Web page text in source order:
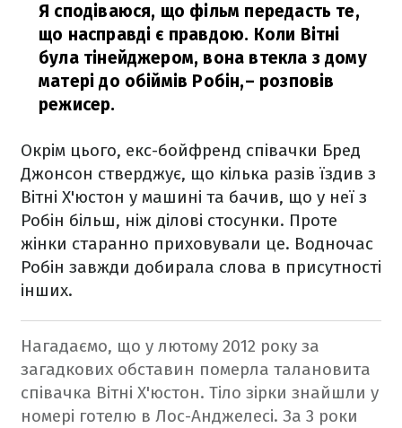
Я сподіваюся, що фільм передасть те,
що насправді є правдою. Коли Вітні
була тінейджером, вона втекла з дому
матері до обіймів Робін,– розповів
режисер.
Окрім цього, екс-бойфренд співачки Бред
Джонсон стверджує, що кілька разів їздив з
Вітні Х'юстон у машині та бачив, що у неї з
Робін більш, ніж ділові стосунки. Проте
жінки старанно приховували це. Водночас
Робін завжди добирала слова в присутності
інших.
Нагадаємо, що у лютому 2012 року за
загадкових обставин померла талановита
співачка Вітні Х'юстон. Тіло зірки знайшли у
номері готелю в Лос-Анджелесі. За 3 роки